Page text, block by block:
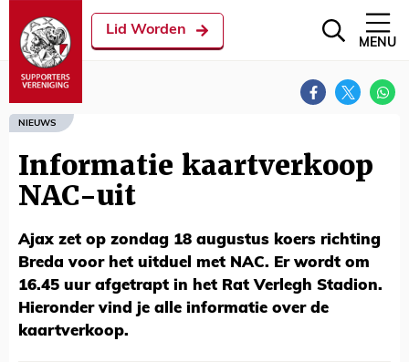
Lid Worden
MENU
NIEUWS
Informatie kaartverkoop
NAC-uit
Ajax zet op zondag 18 augustus koers richting
Breda voor het uitduel met NAC. Er wordt om
16.45 uur afgetrapt in het Rat Verlegh Stadion.
Hieronder vind je alle informatie over de
kaartverkoop.